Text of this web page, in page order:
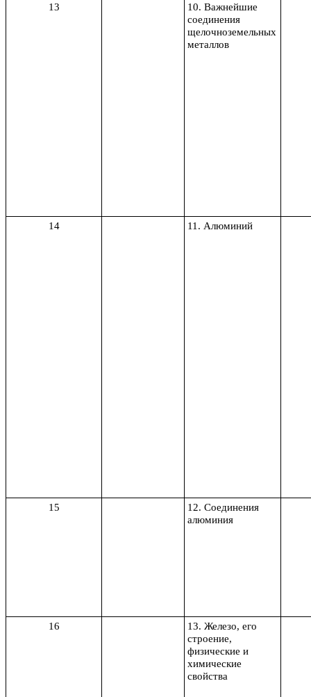
13
10. Важнейшие
соединения
щелочноземельных
металлов
14 11. Алюминий
15
12. Соединения
алюминия
16
13. Железо, его
строение,
физические и
химические
свойства